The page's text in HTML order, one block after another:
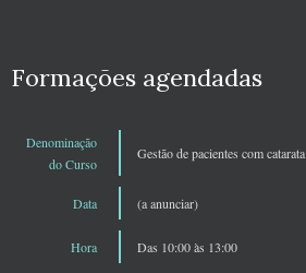
Formações agendadas
Denominação
do Curso
Gestão de pacientes com catarata
Data (a anunciar)
Hora Das 10:00 às 13:00